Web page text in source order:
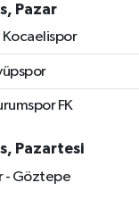
Pazar
Kocaelispor
FK
Pazartesi
- Göztepe